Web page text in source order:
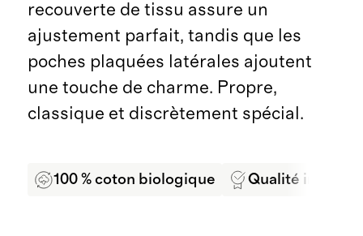
recouverte de tissu assure un
ajustement parfait, tandis que les
poches plaquées latérales ajoutent
une touche de charme. Propre,
classique et discrètement spécial.
100 % coton biologique Qualité